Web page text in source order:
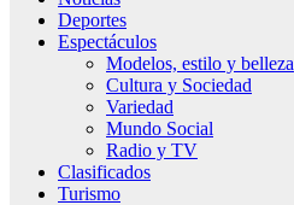
Deportes
Espectáculos
Modelos, estilo y belleza
Cultura y Sociedad
Variedad
Mundo Social
Radio y TV
Clasificados
Turismo